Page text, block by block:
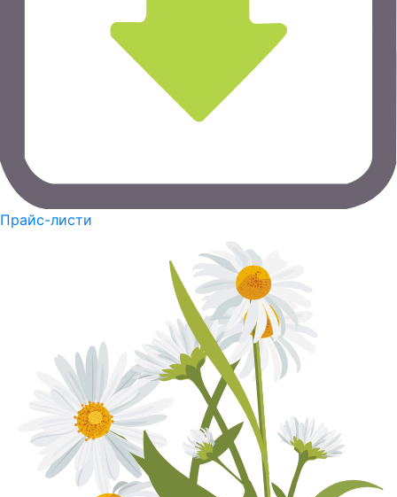
Прайс-листи